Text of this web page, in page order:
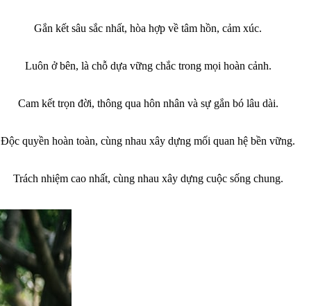
Gắn kết sâu sắc nhất, hòa hợp về tâm hồn, cảm xúc.
Luôn ở bên, là chỗ dựa vững chắc trong mọi hoàn cảnh.
Cam kết trọn đời, thông qua hôn nhân và sự gắn bó lâu dài.
Độc quyền hoàn toàn, cùng nhau xây dựng mối quan hệ bền vững.
Trách nhiệm cao nhất, cùng nhau xây dựng cuộc sống chung.